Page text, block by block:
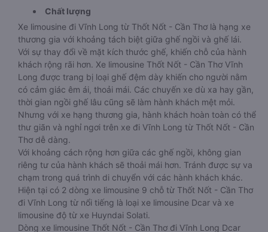
Chất lượng
Xe limousine đi Vĩnh Long từ Thốt Nốt - Cần Thơ là hạng xe
thương gia với khoảng tách biệt giữa ghế ngồi và ghế lái.
Với sự thay đổi về mặt kích thước ghế, khiến chỗ của hành
khách rộng rãi hơn. Xe limousine Thốt Nốt - Cần Thơ Vĩnh
Long được trang bị loại ghế đệm dày khiến cho người nằm
có cảm giác êm ái, thoải mái. Các chuyến xe dù xa hay gần,
thời gian ngồi ghế lâu cũng sẽ làm hành khách mệt mỏi.
Nhưng với xe hạng thương gia, hành khách hoàn toàn có thể
thư giãn và nghỉ ngơi trên xe đi Vĩnh Long từ Thốt Nốt - Cần
Thơ dễ dàng.
Với khoảng cách rộng hơn giữa các ghế ngồi, không gian
riêng tư của hành khách sẽ thoải mái hơn. Tránh được sự va
chạm trong quá trình di chuyển với các hành khách khác.
Hiện tại có 2 dòng xe limousine 9 chỗ từ Thốt Nốt - Cần Thơ
đi Vĩnh Long từ nổi tiếng là loại xe limousine Dcar và xe
limousine độ từ xe Huyndai Solati.
Dòng xe limousine Thốt Nốt - Cần Thơ đi Vĩnh Long Dcar